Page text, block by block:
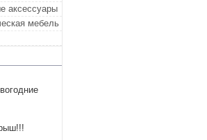
аксессуары
мебель